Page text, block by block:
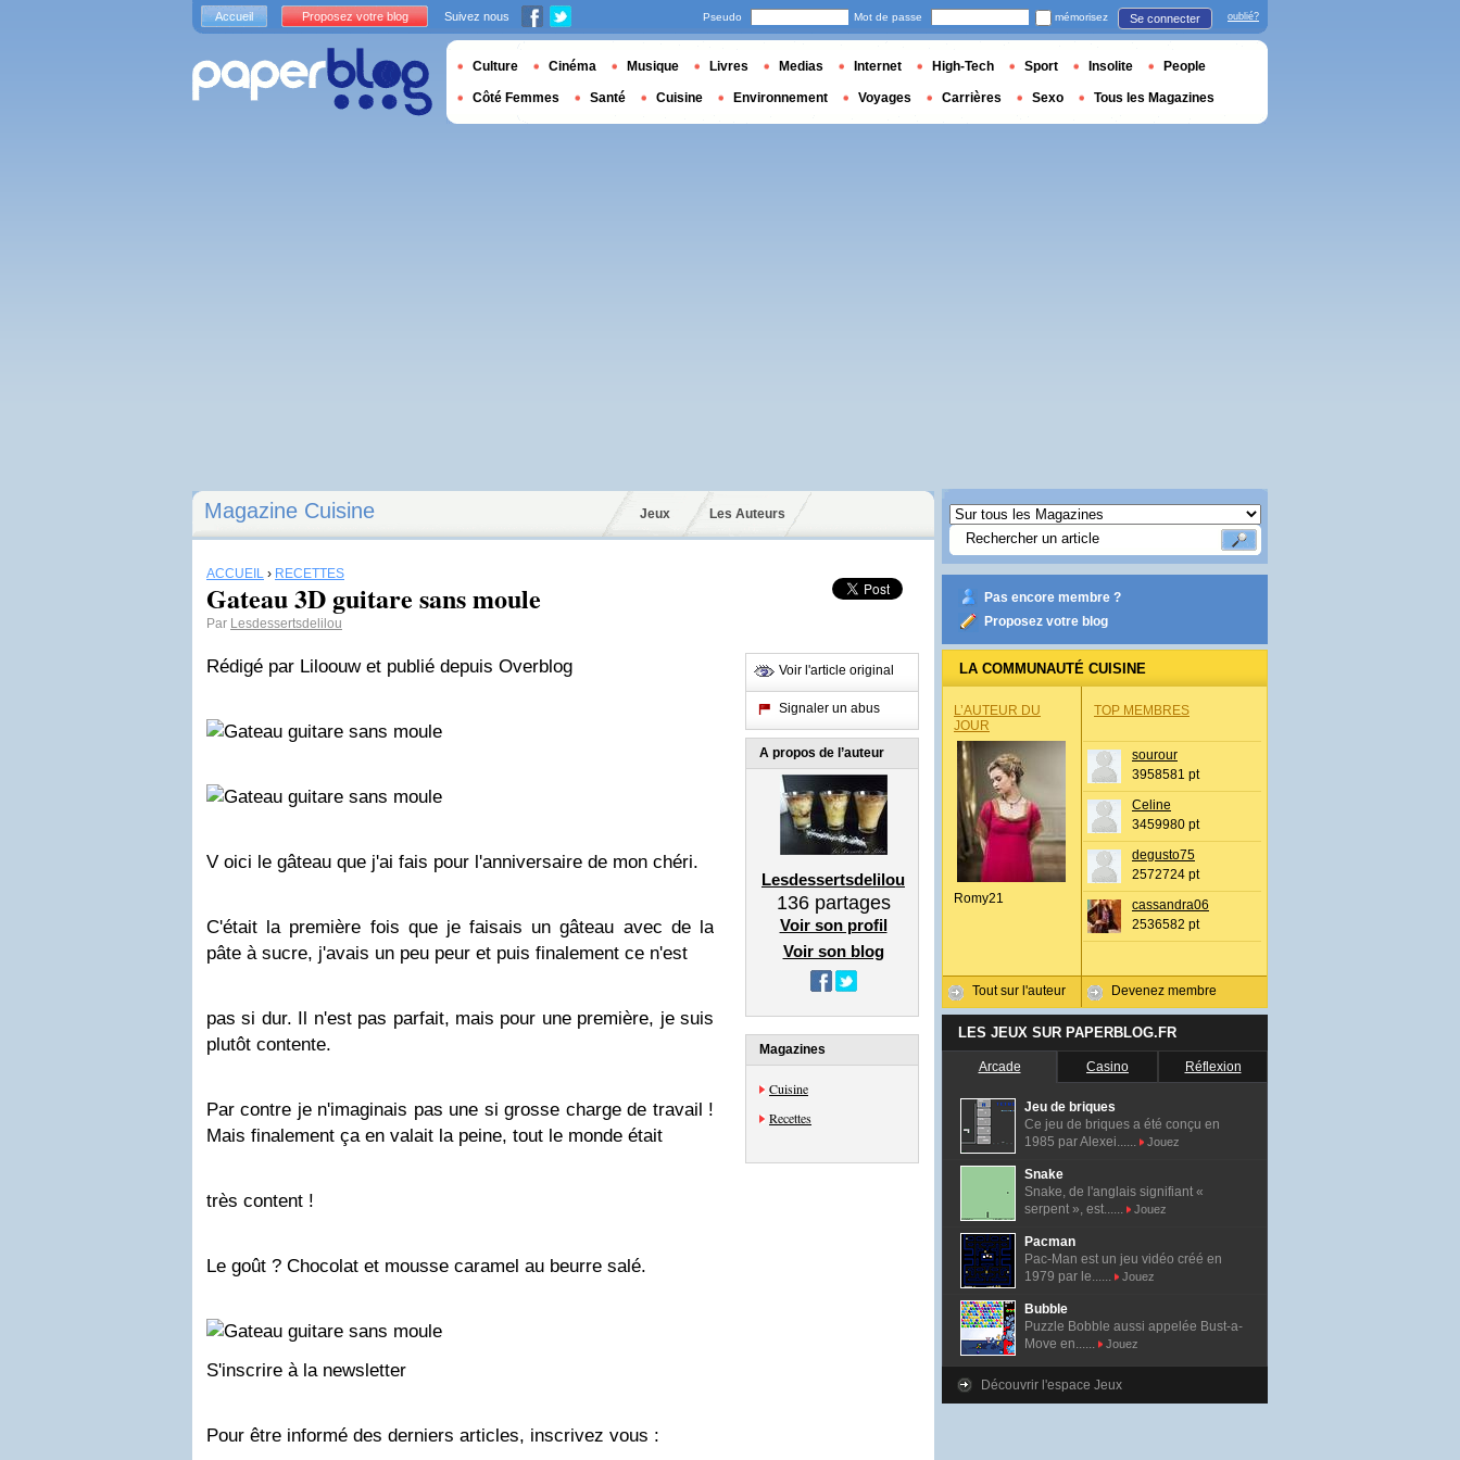
Magazine Cuisine Jeux Les Auteurs
ACCUEIL › RECETTES
Gateau 3D guitare sans moule
Par Lesdessertsdelilou
Rédigé par Liloouw et publié depuis Overblog
V oici le gâteau que j'ai fais pour l'anniversaire de mon chéri.
C'était la première fois que je faisais un gâteau avec de la
pâte à sucre, j'avais un peu peur et puis finalement ce n'est
pas si dur. Il n'est pas parfait, mais pour une première, je suis
plutôt contente.
Par contre je n'imaginais pas une si grosse charge de travail !
Mais finalement ça en valait la peine, tout le monde était
très content !
Le goût ? Chocolat et mousse caramel au beurre salé.
S'inscrire à la newsletter
Pour être informé des derniers articles, inscrivez vous :
Voir l'article original
Signaler un abus
A propos de l’auteur
Lesdessertsdelilou
136partages
Voir son profil
Voir son blog
Magazines
Cuisine
Recettes
Pas encore membre ?
Proposez votre blog
LA COMMUNAUTÉ CUISINE
L’AUTEUR DU
JOUR
Romy21
Tout sur l'auteur
TOP MEMBRES
sourour
3958581 pt
Celine
3459980 pt
degusto75
2572724 pt
cassandra06
2536582 pt
Devenez membre
LES JEUX SUR PAPERBLOG.FR
Arcade Casino Réflexion
Jeu de briques
Ce jeu de briques a été conçu en
1985 par Alexei......
Jouez
Snake
Snake, de l'anglais signifiant «
serpent », est......
Jouez
Pacman
Pac-Man est un jeu vidéo créé en
1979 par le......
Jouez
Bubble
Puzzle Bobble aussi appelée Bust-a-
Move en......
Jouez
Découvrir l'espace Jeux
Accueil Proposez votre blog Suivez nous Pseudo Mot de passe mémorisez Se connecter oublié?
Culture Cinéma Musique Livres Medias Internet High-Tech Sport Insolite People
Côté Femmes Santé Cuisine Environnement Voyages Carrières Sexo Tous les Magazines